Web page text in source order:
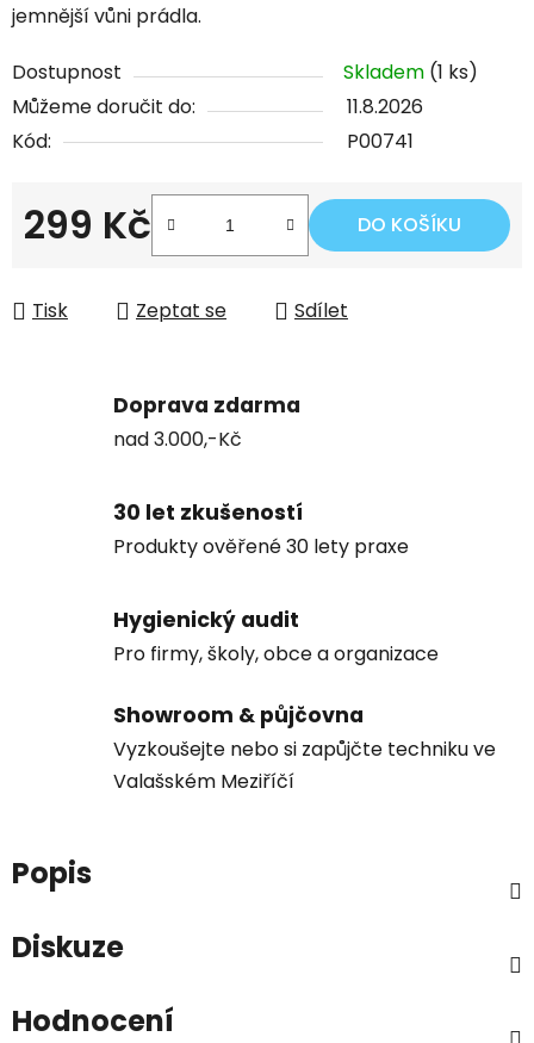
jemnější vůni prádla.
Dostupnost Skladem (1 ks)
Můžeme doručit do:
11.8.2026
Kód:
P00741
299 Kč DO KOŠÍKU
Tisk Zeptat se Sdílet
Doprava zdarma
nad 3.000,-Kč
30 let zkušeností
Produkty ověřené 30 lety praxe
Hygienický audit
Pro firmy, školy, obce a organizace
Showroom & půjčovna
Vyzkoušejte nebo si zapůjčte techniku ve
Valašském Meziříčí
Popis
Diskuze
Hodnocení